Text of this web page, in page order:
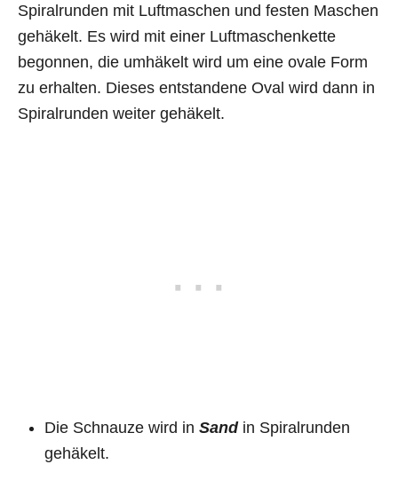
Spiralrunden mit Luftmaschen und festen Maschen
gehäkelt. Es wird mit einer Luftmaschenkette
begonnen, die umhäkelt wird um eine ovale Form
zu erhalten. Dieses entstandene Oval wird dann in
Spiralrunden weiter gehäkelt.
Die Schnauze wird in Sandin Spiralrunden
gehäkelt.